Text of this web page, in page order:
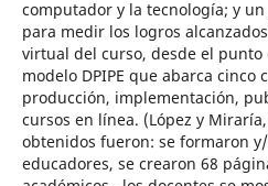
computador y la tecnología; y
para medir los logros
virtual del curso, desde el punto
modelo DPIPE que abarca cinco
producción, implementación,
cursos en línea. (López y
obtenidos fueron: se formaron
educadores, se crearon 68